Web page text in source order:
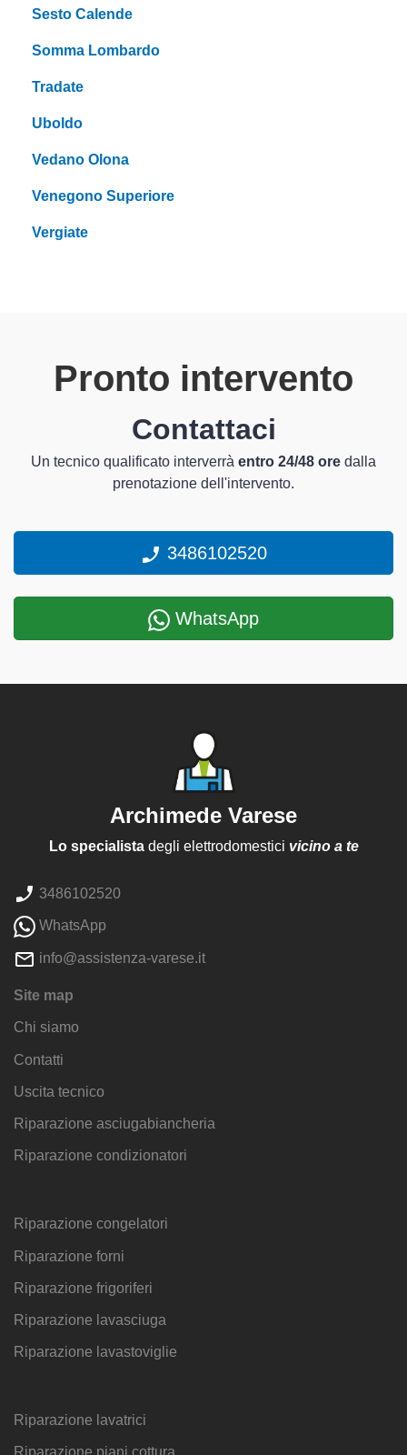
Sesto Calende
Somma Lombardo
Tradate
Uboldo
Vedano Olona
Venegono Superiore
Vergiate
Pronto intervento
Contattaci
Un tecnico qualificato interverrà entro 24/48 ore dalla
prenotazione dell'intervento.
3486102520
WhatsApp
Archimede Varese
Lo specialistadegli elettrodomestici vicino a te
3486102520
WhatsApp
info@assistenza-varese.it
Site map
Chi siamo
Contatti
Uscita tecnico
Riparazione asciugabiancheria
Riparazione condizionatori
Riparazione congelatori
Riparazione forni
Riparazione frigoriferi
Riparazione lavasciuga
Riparazione lavastoviglie
Riparazione lavatrici